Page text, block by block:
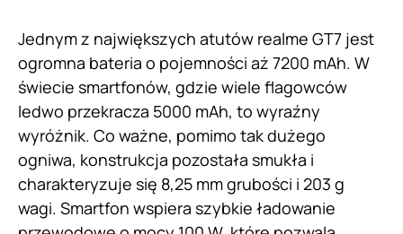
Jednym z największych atutów realme GT7 jest
ogromna bateria o pojemności aż 7200 mAh. W
świecie smartfonów, gdzie wiele flagowców
ledwo przekracza 5000 mAh, to wyraźny
wyróżnik. Co ważne, pomimo tak dużego
ogniwa, konstrukcja pozostała smukła i
charakteryzuje się 8,25 mm grubości i 203 g
wagi. Smartfon wspiera szybkie ładowanie